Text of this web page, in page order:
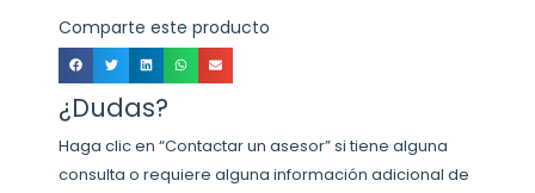
Comparte este producto
¿Dudas?
Haga clic en “Contactar un asesor” si tiene alguna
consulta o requiere alguna información adicional de